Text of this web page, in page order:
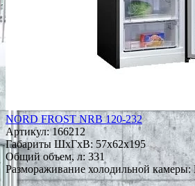
NORD FROST NRB 120-232
Артикул:166212
Габариты ШxГxВ: 57x62x195
Общий объем, л: 331
Размораживание холодильной камеры: